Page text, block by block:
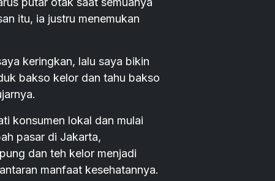
itu, ia justru menemukan
keringkan, lalu saya bikin
bakso kelor dan tahu bakso
konsumen lokal dan mulai
pasar di Jakarta,
dan teh kelor menjadi
manfaat kesehatannya.